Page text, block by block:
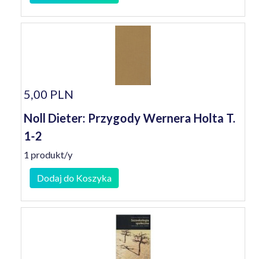
5,00 PLN
Noll Dieter: Przygody Wernera Holta T.
1-2
1 produkt/y
Dodaj do Koszyka